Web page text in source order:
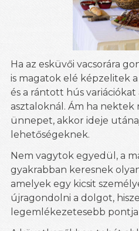
Ha az esküvői vacsorára
is magatok elé képzelitek
és a rántott hús
asztaloknál. Ám ha nektek
ünnepet, akkor ideje
lehetőségeknek.
Nem vagytok egyedül, a
gyakrabban keresnek
amelyek egy kicsit
újragondolni a dolgot,
legemlékezetesebb